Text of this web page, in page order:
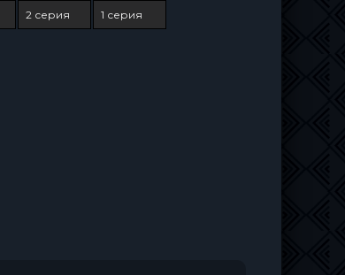
2 серия 1 серия